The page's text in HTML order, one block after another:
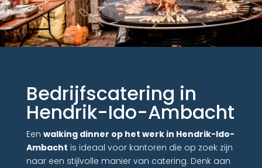
Bedrijfscatering in
Hendrik-Ido-Ambacht
Een walking dinner op het werk in Hendrik-Ido-
Ambacht is ideaal voor kantoren die op zoek zijn
naar een stijlvolle manier van catering. Denk aan